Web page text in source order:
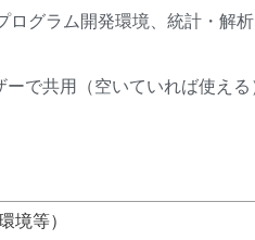
グラム開発環境、統計・解析
で共用（空いていれば使え
境等）